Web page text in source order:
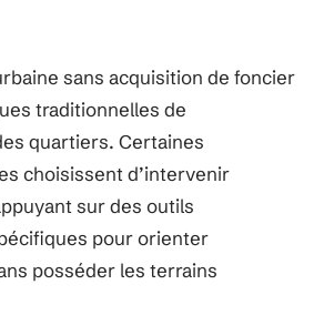
sans acquisition de foncier
traditionnelles de
quartiers. Certaines
choisissent d’intervenir
sur des outils
pour orienter
posséder les terrains